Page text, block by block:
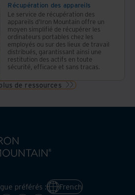
Récupération des appareils
Le service de récupération des
appareils d'Iron Mountain offre un
moyen simplifié de récupérer les
ordinateurs portables chez les
employés ou sur des lieux de travail
distribués, garantissant ainsi une
restitution des actifs en toute
sécurité, efficace et sans tracas.
de ressources
préférés : French